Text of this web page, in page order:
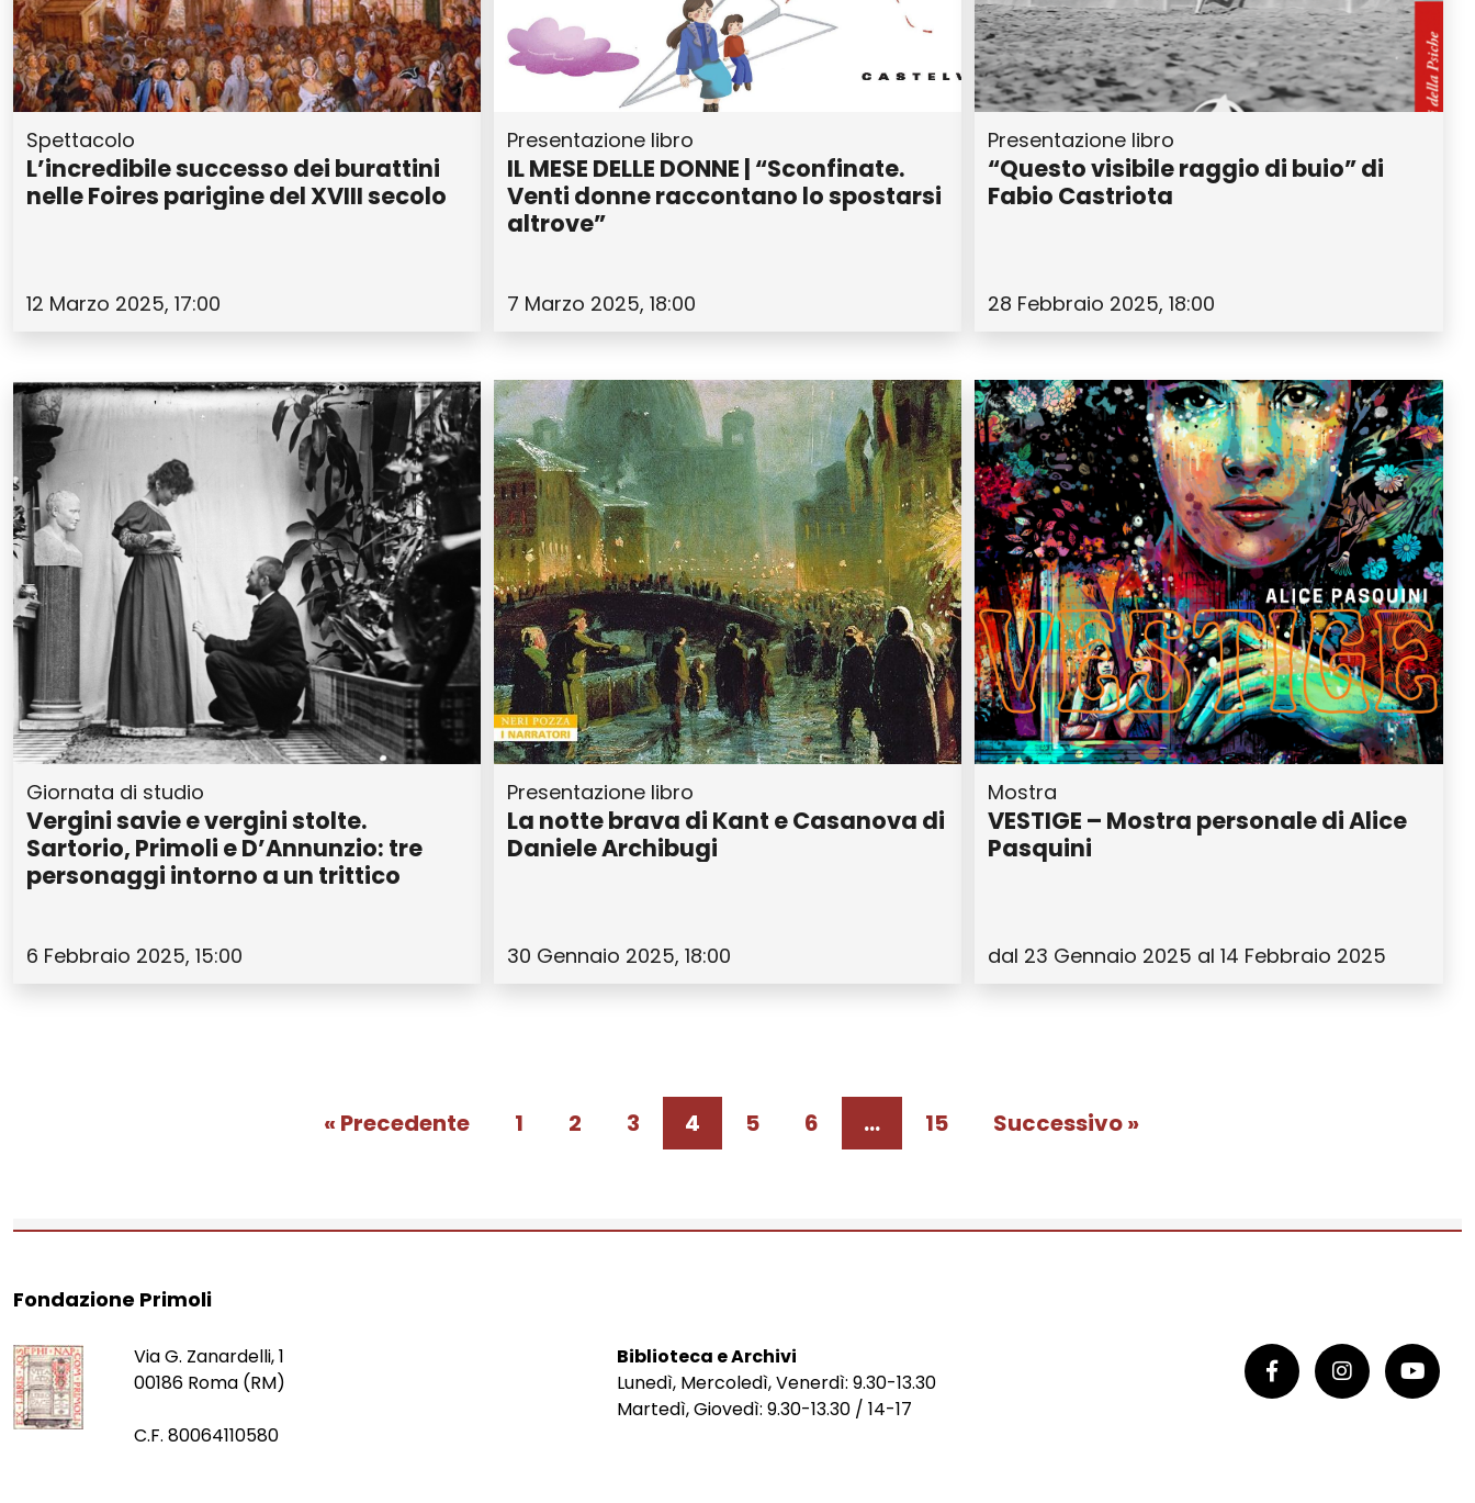
Spettacolo
L’incredibile successo dei burattini
nelle Foires parigine del XVIII secolo
12 Marzo 2025, 17:00
Presentazione libro
IL MESE DELLE DONNE | “Sconfinate.
Venti donne raccontano lo spostarsi
altrove”
7 Marzo 2025, 18:00
Presentazione libro
“Questo visibile raggio di buio” di
Fabio Castriota
28 Febbraio 2025, 18:00
Giornata di studio
Vergini savie e vergini stolte.
Sartorio, Primoli e D’Annunzio: tre
personaggi intorno a un trittico
6 Febbraio 2025, 15:00
Presentazione libro
La notte brava di Kant e Casanova di
Daniele Archibugi
30 Gennaio 2025, 18:00
Mostra
VESTIGE – Mostra personale di Alice
Pasquini
dal 23 Gennaio 2025 al 14 Febbraio 2025
« Precedente 1 2 3 4 5 6 … 15 Successivo »
Fondazione Primoli
Via G. Zanardelli, 1
00186 Roma (RM)
C.F. 80064110580
Biblioteca e Archivi
Lunedì, Mercoledì, Venerdì: 9.30-13.30
Martedì, Giovedì: 9.30-13.30 / 14-17